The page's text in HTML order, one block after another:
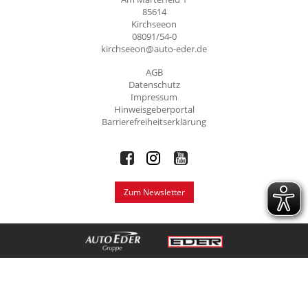
85614
Kirchseeon
08091/54-0
kirchseeon@auto-eder.de
AGB
Datenschutz
Impressum
Hinweisgeberportal
Barrierefreiheitserklärung
Zum Newsletter